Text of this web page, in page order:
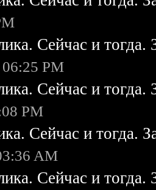
Сейчас и
PM
Сейчас и
PM
Сейчас и тогда.
AM
Сейчас и